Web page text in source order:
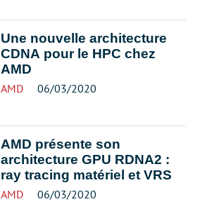
Une nouvelle architecture
CDNA pour le HPC chez
AMD
AMD 06/03/2020
AMD présente son
architecture GPU RDNA2 :
ray tracing matériel et VRS
AMD 06/03/2020